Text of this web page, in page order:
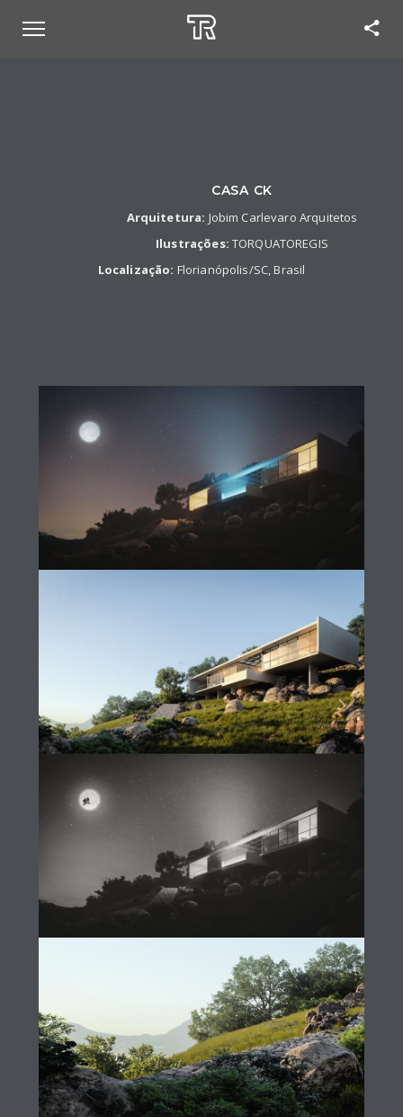
CASA CK
Arquitetura: Jobim Carlevaro Arquitetos
Ilustrações: TORQUATOREGIS
Localização: Florianópolis/SC, Brasil